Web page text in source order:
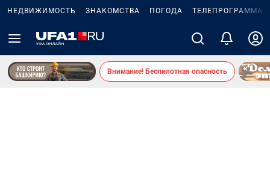
НЕДВИЖИМОСТЬ ЗНАКОМСТВА ПОГОДА ТЕЛЕПРОГРАММА
Внимание! Беспилотная опасность